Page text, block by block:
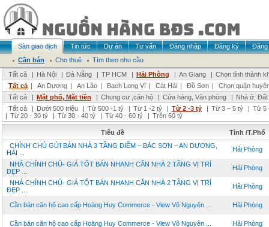
Sàn giao dịch Tin tức Dự án Tư vấn Đăng nhập Đăng ký
Đăng
Cần bán
Cho thuê
Tìm theo nhu cầu
Tất cả
| Hà Nội | Đà Nẵng | TP HCM | Hải Phòng | An Giang | Chọn tỉnh thành
Tất cả | An Dương | An Lão | Bạch Long Vĩ | Cát Hải | Đồ Sơn |
Chọn quận
Tất cả
| Mặt phố, Mặt tiền | Chung cư ,căn hộ | Cửa hàng, Văn phòng | Nhà ở,
Tất cả
| Dưới 500 triệu | Từ 500 -1 tỷ | Từ 1 -2 tỷ | Từ 2 -3 tỷ | Từ 3 – 5 tỷ | Từ 5
| Từ 20 - 30 tỷ | Từ 30 - 40 tỷ | Từ 40 - 60 tỷ | Trên 60 tỷ
Tiêu đề
Tỉnh /T.Phố
CHÍNH CHỦ GỬI BÁN NHÀ 3 TẦNG DIỄM – BẮC SƠN – AN DƯƠNG,
HẢI ...
Hải Phòng
NHÀ CHỈNH CHỦ- GIÁ TỐT BÁN NHANH CĂN NHÀ 2 TẦNG VỊ TRÍ
ĐẸP ...
Hải Phòng
NHÀ CHỈNH CHỦ- GIÁ TỐT BÁN NHANH CĂN NHÀ 2 TẦNG VỊ TRÍ
ĐẸP ...
Hải Phòng
Cần bán căn hộ cao cấp Hoàng Huy Commerce - View Võ Nguyên ... Hải Phòng
Cần bán căn hộ cao cấp Hoàng Huy Commerce - View Võ Nguyên ... Hải Phòng